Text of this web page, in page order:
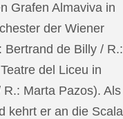
Grafen Almaviva in
der Wiener
Bertrand de Billy / R.:
del Liceu in
Marta Pazos). Als
kehrt er an die Scala